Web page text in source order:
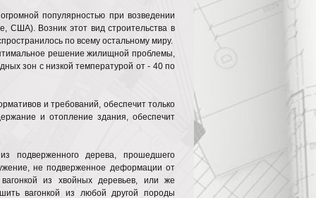
популярностью при возведении
США). Возник этот вид строительства в
по всему остальному миру.
решение жилищной проблемы,
зон с низкой температурой от - 40 по
и требований, обеспечит только
и отопление здания, обеспечит
подверженного дерева, прошедшего
не подверженное деформации от
из хвойных деревьев, или же
вагонкой из любой другой породы